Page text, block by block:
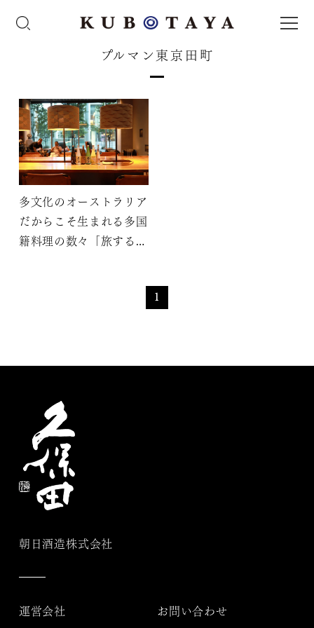
プルマン東京田町
多文化のオーストラリア
だからこそ生まれる多国
籍料理の数々「旅する日
1
朝日酒造株式会社
運営会社 お問い合わせ